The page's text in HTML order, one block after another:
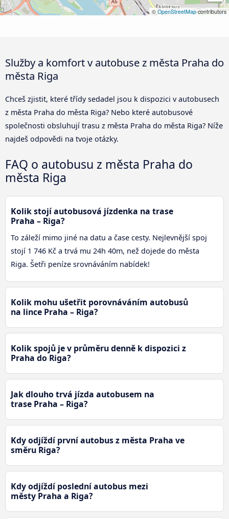
©OpenStreetMapcontributors
Služby a komfort v autobuse z města Praha do
města Riga
Chceš zjistit, které třídy sedadel jsou k dispozici v autobusech
z města Praha do města Riga? Nebo které autobusové
společnosti obsluhují trasu z města Praha do města Riga? Níže
najdeš odpovědi na tvoje otázky.
FAQ o autobusu z města Praha do
města Riga
Kolik stojí autobusová jízdenka na trase
Praha – Riga?
To záleží mimo jiné na datu a čase cesty. Nejlevnější spoj
stojí 1 746 Kč a trvá mu 24h 40m, než dojede do města
Riga. Šetři peníze srovnáváním nabídek!
Kolik mohu ušetřit porovnáváním autobusů
na lince Praha – Riga?
Kolik spojů je v průměru denně k dispozici z
Praha do Riga?
Jak dlouho trvá jízda autobusem na
trase Praha – Riga?
Kdy odjíždí první autobus z města Praha ve
směru Riga?
Kdy odjíždí poslední autobus mezi
městy Praha a Riga?